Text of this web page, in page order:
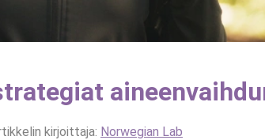
kirjoittaja: Norwegian Lab